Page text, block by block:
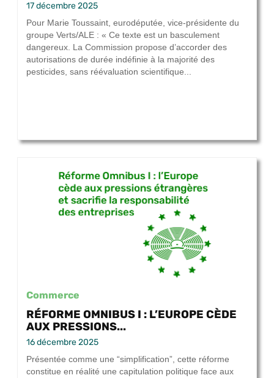
17 décembre 2025
Pour Marie Toussaint, eurodéputée, vice-présidente du
groupe Verts/ALE : « Ce texte est un basculement
dangereux. La Commission propose d’accorder des
autorisations de durée indéfinie à la majorité des
pesticides, sans réévaluation scientifique...
Commerce
RÉFORME OMNIBUS I : L’EUROPE CÈDE
AUX PRESSIONS...
16 décembre 2025
Présentée comme une “simplification”, cette réforme
constitue en réalité une capitulation politique face aux